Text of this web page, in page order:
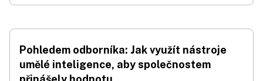
Pohledem odborníka: Jak využít nástroje
umělé inteligence, aby společnostem